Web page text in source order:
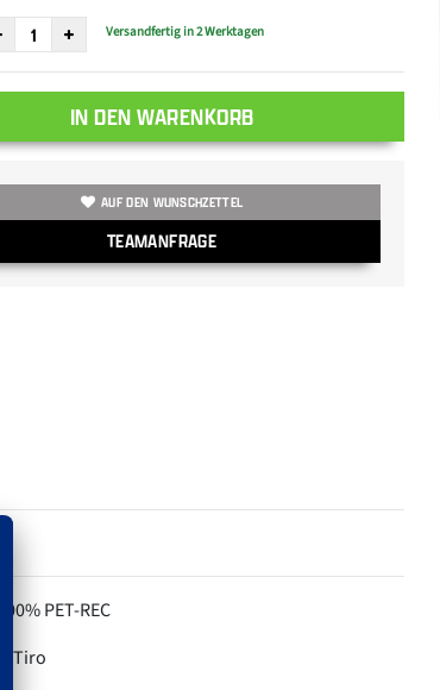
Versandfertig in 2 Werktagen
IN DEN WARENKORB
AUF DEN WUNSCHZETTEL
TEAMANFRAGE
100% PET-REC
Tiro